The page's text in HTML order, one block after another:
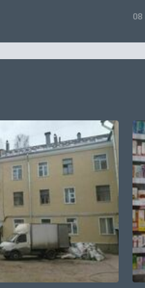
08